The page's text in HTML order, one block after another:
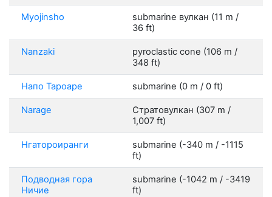
Myojinsho
submarine вулкан (11 m /
36 ft)
Nanzaki
pyroclastic cone (106 m /
348 ft)
Напо Тароаре submarine (0 m / 0 ft)
Narage
Стратовулкан (307 m /
1,007 ft)
Нгатороиранги
submarine (-340 m / -1115
ft)
Подводная гора
Ничие
submarine (-1042 m / -3419
ft)